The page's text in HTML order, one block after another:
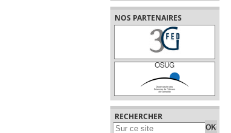
NOS PARTENAIRES
RECHERCHER